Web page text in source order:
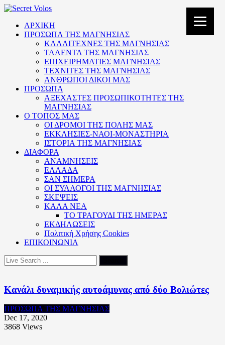
ΑΡΧΙΚΗ
ΠΡΟΣΩΠΑ ΤΗΣ ΜΑΓΝΗΣΙΑΣ
ΚΑΛΛΙΤΕΧΝΕΣ ΤΗΣ ΜΑΓΝΗΣΙΑΣ
ΤΑΛΕΝΤΑ ΤΗΣ ΜΑΓΝΗΣΙΑΣ
ΕΠΙΧΕΙΡΗΜΑΤΙΕΣ ΜΑΓΝΗΣΙΑΣ
ΤΕΧΝΙΤΕΣ ΤΗΣ ΜΑΓΝΗΣΙΑΣ
ΑΝΘΡΩΠΟΙ ΔΙΚΟΙ ΜΑΣ
ΠΡΟΣΩΠΑ
ΑΞΕΧΑΣΤΕΣ ΠΡΟΣΩΠΙΚΟΤΗΤΕΣ ΤΗΣ
ΜΑΓΝΗΣΙΑΣ
Ο ΤΟΠΟΣ ΜΑΣ
ΟΙ ΔΡΟΜΟΙ ΤΗΣ ΠΟΛΗΣ ΜΑΣ
ΕΚΚΛΗΣΙΕΣ-ΝΑΟΙ-ΜΟΝΑΣΤΗΡΙΑ
ΙΣΤΟΡΙΑ ΤΗΣ ΜΑΓΝΗΣΙΑΣ
ΔΙΑΦΟΡΑ
ΑΝΑΜΝΗΣΕΙΣ
ΕΛΛΑΔΑ
ΣΑΝ ΣΗΜΕΡΑ
ΟΙ ΣΥΛΛΟΓΟΙ ΤΗΣ ΜΑΓΝΗΣΙΑΣ
ΣΚΕΨΕΙΣ
ΚΑΛΑ ΝΕΑ
ΤΟ ΤΡΑΓΟΥΔΙ ΤΗΣ ΗΜΕΡΑΣ
ΕΚΔΗΛΩΣΕΙΣ
Πολιτική Xρήσης Cookies
ΕΠΙΚΟΙΝΩΝΙΑ
Κανάλι δυναμικής αυτοάμυνας από δύο Βολιώτες
ΠΡΟΣΩΠΑ ΤΗΣ ΜΑΓΝΗΣΙΑΣ
Dec 17, 2020
3868 Views